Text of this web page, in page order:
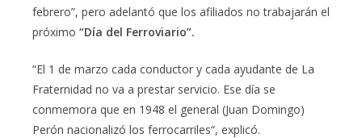
febrero”, pero adelantó que los afiliados no trabajarán el
próximo “Día del Ferroviario”.
“El 1 de marzo cada conductor y cada ayudante de La
Fraternidad no va a prestar servicio. Ese día se
conmemora que en 1948 el general (Juan Domingo)
Perón nacionalizó los ferrocarriles“, explicó.